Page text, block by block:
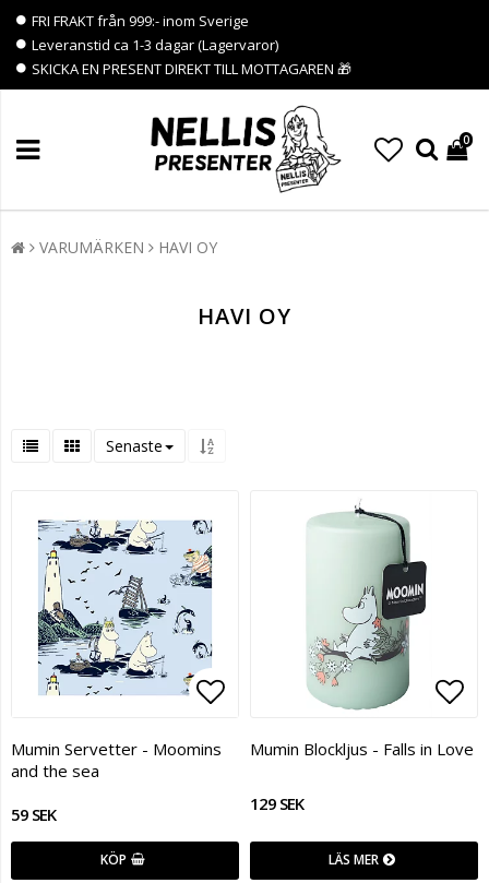
FRI FRAKT från 999:- inom Sverige
Leveranstid ca 1-3 dagar (Lagervaror)
SKICKA EN PRESENT DIREKT TILL MOTTAGAREN 🎁
0
VARUMÄRKEN HAVI OY
HAVI OY
Senaste
Lägg till i favoritlistan
Mumin Servetter - Moomins
and the sea
59 SEK
KÖP
Mumin Blockljus - Falls in Love
129 SEK
LÄS MER